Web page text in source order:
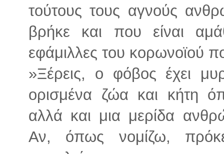
τούτους τους αγνούς
βρήκε και που είναι
εφάμιλλες του κορωνοϊού
»Ξέρεις, ο φόβος έχει
ορισμένα ζώα και κήτη
αλλά και μια μερίδα
Αν, όπως νομίζω,